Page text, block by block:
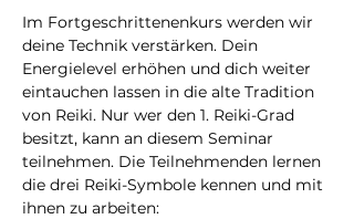
Im Fortgeschrittenenkurs werden wir
deine Technik verstärken. Dein
Energielevel erhöhen und dich weiter
eintauchen lassen in die alte Tradition
von Reiki. Nur wer den 1. Reiki-Grad
besitzt, kann an diesem Seminar
teilnehmen. Die Teilnehmenden lernen
die drei Reiki-Symbole kennen und mit
ihnen zu arbeiten: